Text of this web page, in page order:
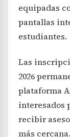
equipadas
pantallas
estudiantes.
Las
2026
plataforma
interesados
recibir
más